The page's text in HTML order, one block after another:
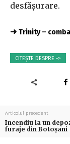
desfășurare.
➜ Trinity –
CITEȘTE DESPRE ->
Articolul precedent
Incendiu la un
furaje din Botoșani